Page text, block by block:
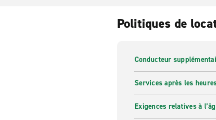
Politiques de
Conducteur
Services après les
Exigences relatives à